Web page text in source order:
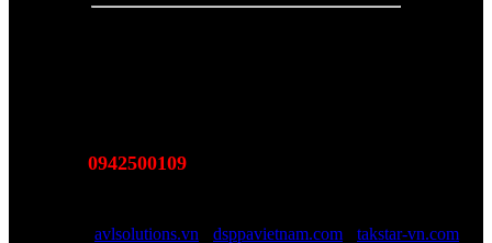
0942500109
avlsolutions.vn dsppavietnam.com takstar-vn.com